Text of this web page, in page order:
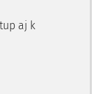
aj k